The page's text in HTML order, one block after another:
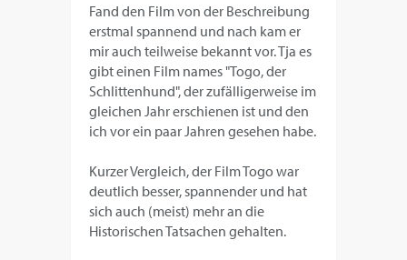
Fand den Film von der Beschreibung
erstmal spannend und nach kam er
mir auch teilweise bekannt vor. Tja es
gibt einen Film names "Togo, der
Schlittenhund", der zufälligerweise im
gleichen Jahr erschienen ist und den
ich vor ein paar Jahren gesehen habe.
Kurzer Vergleich, der Film Togo war
deutlich besser, spannender und hat
sich auch (meist) mehr an die
Historischen Tatsachen gehalten.